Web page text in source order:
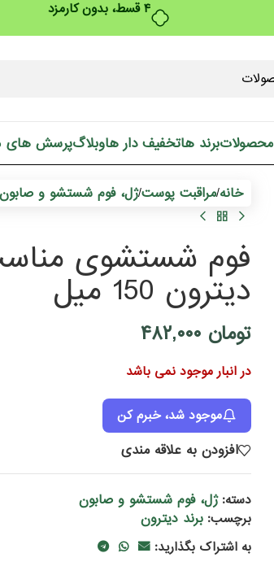
بدون ضامن، بدون سود
محصولاتبرند هاتخفیف دار هاوبلاگپرسش های
خانه/مراقبت پوست/ژل، فوم شستشو و
فوم شستشوی
دیترون 150 میل
تومان ۴۸۲,۰۰۰
در انبار موجود نمی باشد
موجود شد، خبرم کن
افزودن به علاقه مندی
دسته: ژل، فوم شستشو و صابون
برچسب: برند دیترون
به اشتراک بگذارید: